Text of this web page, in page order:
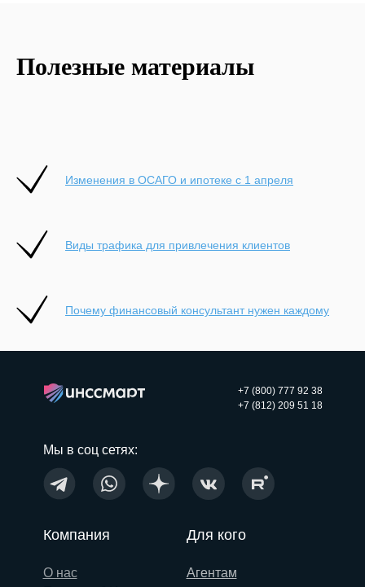
Полезные материалы
Изменения в ОСАГО и ипотеке с 1 апреля
Виды трафика для привлечения клиентов
Почему финансовый консультант нужен каждому
+7 (800) 777 92 38
+7 (812) 209 51 18
Мы в соц сетях:
Для кого
Агентам
Компания
О нас